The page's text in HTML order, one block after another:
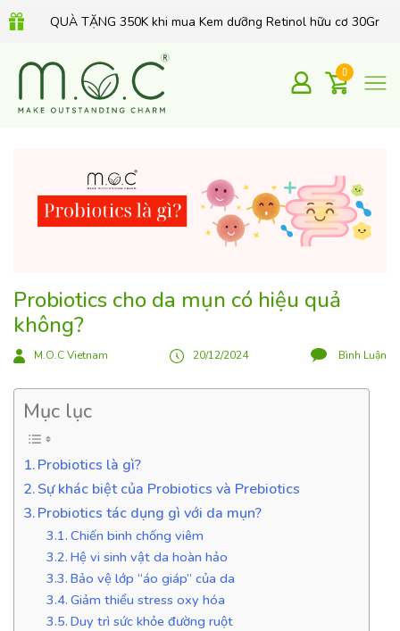
Mua 1 Xà phòng chỉ 99K - Mua 2 Xà Phòng chỉ 149K
Combo MỤN THÂM, THU NHỎ LCL chỉ 499K
QUÀ TẶNG 350K khi mua Kem dưỡng Retinol hữu cơ 30Gr
0
Probiotics cho da mụn có hiệu quả
không?
M.O.C Vietnam 20/12/2024 Bình Luận
Mục lục
Probiotics là gì?
Sự khác biệt của Probiotics và Prebiotics
Probiotics tác dụng gì với da mụn?
Chiến binh chống viêm
Hệ vi sinh vật da hoàn hảo
Bảo vệ lớp “áo giáp” của da
Giảm thiểu stress oxy hóa
Duy trì sức khỏe đường ruột